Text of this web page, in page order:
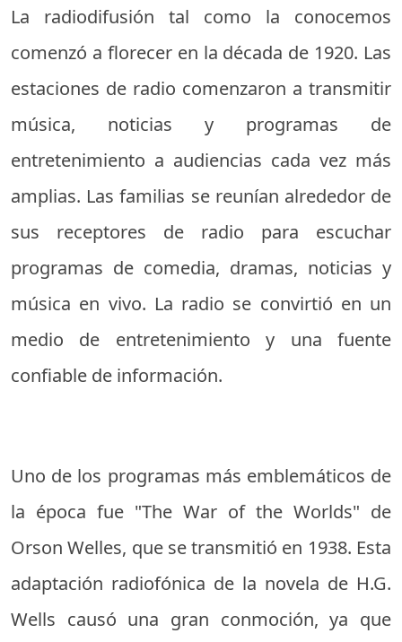
La radiodifusión tal como la conocemos
comenzó a florecer en la década de 1920. Las
estaciones de radio comenzaron a transmitir
música, noticias y programas de
entretenimiento a audiencias cada vez más
amplias. Las familias se reunían alrededor de
sus receptores de radio para escuchar
programas de comedia, dramas, noticias y
música en vivo. La radio se convirtió en un
medio de entretenimiento y una fuente
confiable de información.
Uno de los programas más emblemáticos de
la época fue "The War of the Worlds" de
Orson Welles, que se transmitió en 1938. Esta
adaptación radiofónica de la novela de H.G.
Wells causó una gran conmoción, ya que